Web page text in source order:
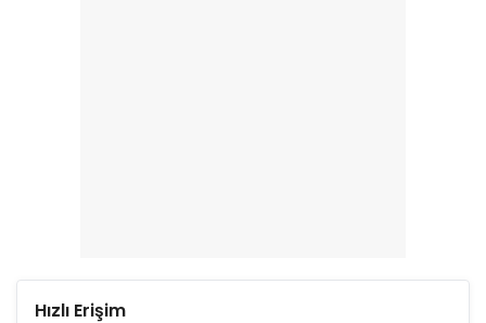
Hızlı Erişim